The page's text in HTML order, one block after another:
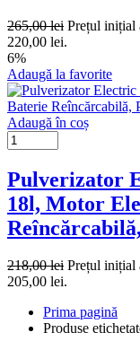
265,00lei Prețul inițial
220,00 lei.
6%
Adaugă la favorite
Adaugă în coș
Pulverizator
18l, Motor
218,00lei Prețul inițial
205,00 lei.
Prima pagină
Produse